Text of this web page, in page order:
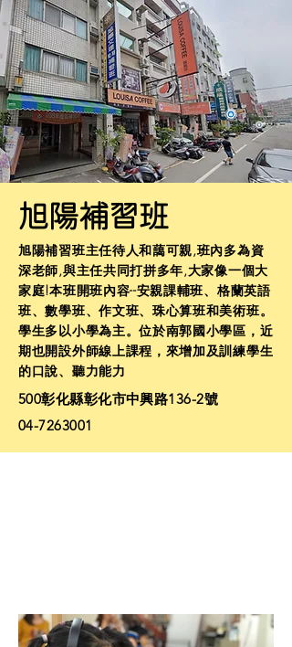
旭陽補習班
旭陽補習班主任待人和藹可親,班內多為資
深老師,與主任共同打拼多年,大家像一個大
家庭!本班開班內容--安親課輔班、格蘭英語
班、數學班、作文班、珠心算班和美術班。
學生多以小學為主。位於南郭國小學區，近
期也開設外師線上課程，來增加及訓練學生
的口說、聽力能力
500彰化縣彰化市中興路136-2號
04-7263001